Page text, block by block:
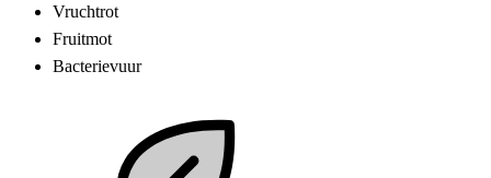
Vruchtrot
Fruitmot
Bacterievuur